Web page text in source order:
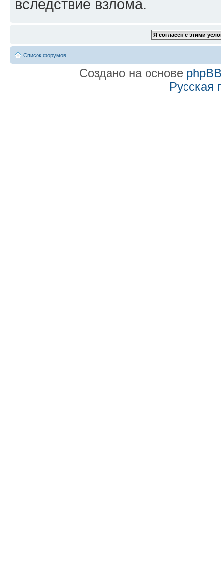
вследствие взлома.
Список форумов
Создано на основе phpBB
Русская